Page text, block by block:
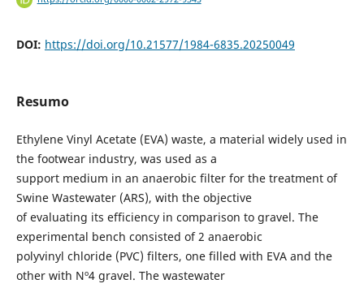
DOI: https://doi.org/10.21577/1984-6835.20250049
Resumo
Ethylene Vinyl Acetate (EVA) waste, a material widely used in
the footwear industry, was used as a
support medium in an anaerobic filter for the treatment of
Swine Wastewater (ARS), with the objective
of evaluating its efficiency in comparison to gravel. The
experimental bench consisted of 2 anaerobic
polyvinyl chloride (PVC) filters, one filled with EVA and the
other with Nº4 gravel. The wastewater